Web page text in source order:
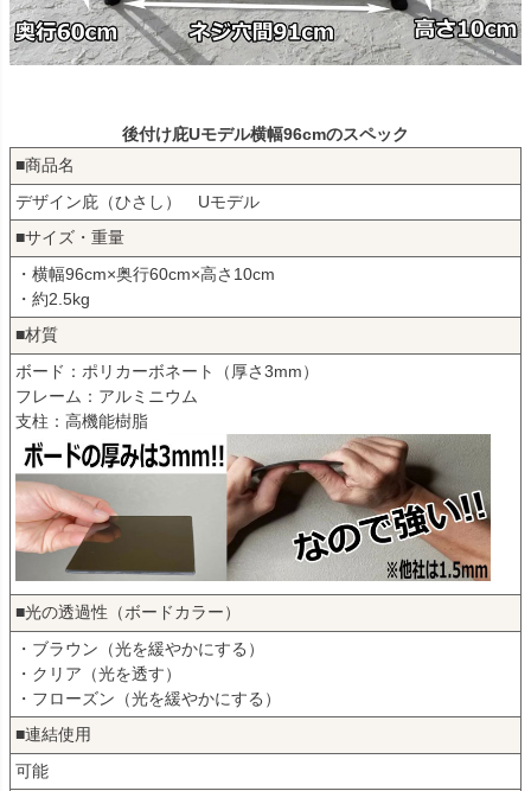
後付け庇Uモデル横幅96cmのスペック
■商品名
デザイン庇（ひさし） Uモデル
■サイズ・重量
・横幅96cm×奥行60cm×高さ10cm
・約2.5kg
■材質
ボード：ポリカーボネート（厚さ3mm）
フレーム：アルミニウム
支柱：高機能樹脂
■光の透過性（ボードカラー）
・ブラウン（光を緩やかにする）
・クリア（光を透す）
・フローズン（光を緩やかにする）
■連結使用
可能